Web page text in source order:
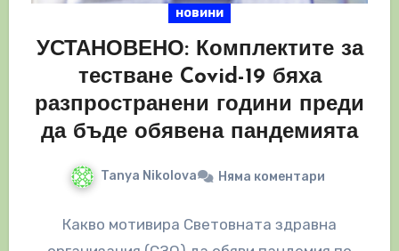
новини
УСТАНОВЕНО: Комплектите за
тестване Covid-19 бяха
разпространени години преди
да бъде обявена пандемията
Tanya Nikolova Няма коментари
Какво мотивира Световната здравна